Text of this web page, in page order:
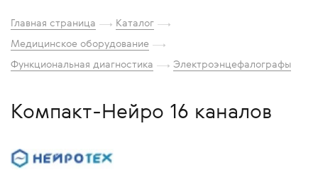
Главная страница
Каталог
Медицинское оборудование
Функциональная диагностика
Электроэнцефалографы
Компакт-Нейро 16 каналов